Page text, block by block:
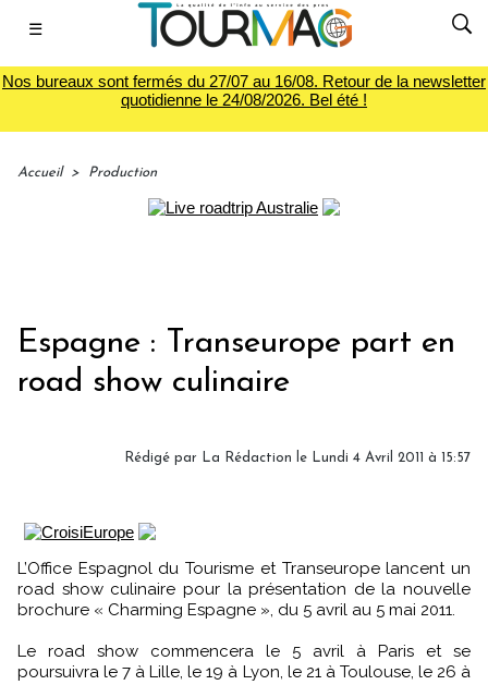
☰
Nos bureaux sont fermés du 27/07 au 16/08. Retour de la newsletter
quotidienne le 24/08/2026. Bel été !
Accueil > Production
Espagne : Transeurope part en
road show culinaire
Rédigé par La Rédaction le Lundi 4 Avril 2011 à 15:57
L’Office Espagnol du Tourisme et Transeurope lancent un
road show culinaire pour la présentation de la nouvelle
brochure « Charming Espagne », du 5 avril au 5 mai 2011.
Le road show commencera le 5 avril à Paris et se
poursuivra le 7 à Lille, le 19 à Lyon, le 21 à Toulouse, le 26 à